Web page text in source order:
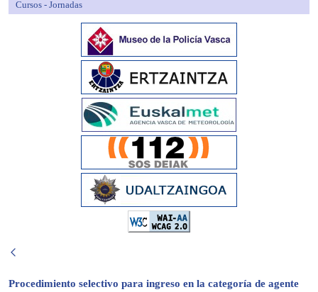
Cursos - Jornadas
Procedimiento selectivo para ingreso en la categoría de agente